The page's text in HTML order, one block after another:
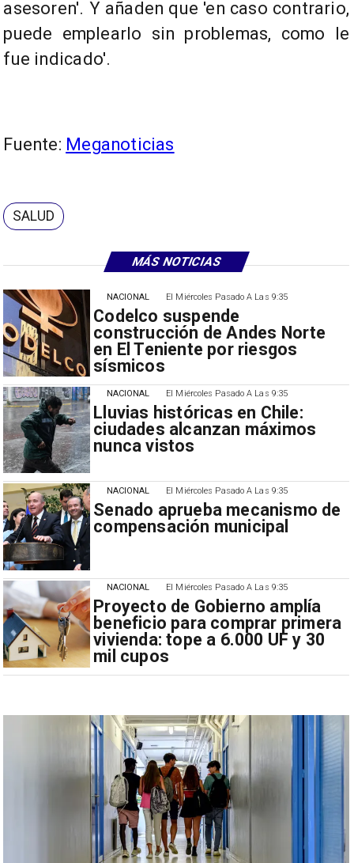
MÁS NOTICIAS
El Miércoles Pasado A Las 9:35
Codelco suspende
construcción de Andes Norte
en El Teniente por riesgos
sísmicos
NACIONAL
El Miércoles Pasado A Las 9:35
Lluvias históricas en Chile:
ciudades alcanzan máximos
nunca vistos
NACIONAL
El Miércoles Pasado A Las 9:35
Senado aprueba mecanismo de
compensación municipal
NACIONAL
El Miércoles Pasado A Las 9:35
Proyecto de Gobierno amplía
beneficio para comprar primera
vivienda: tope a 6.000 UF y 30
mil cupos
NACIONAL
asesoren'. Y añaden que 'en caso contrario,
puede emplearlo sin problemas, como le
fue indicado'.
Fuente: Meganoticias
SALUD